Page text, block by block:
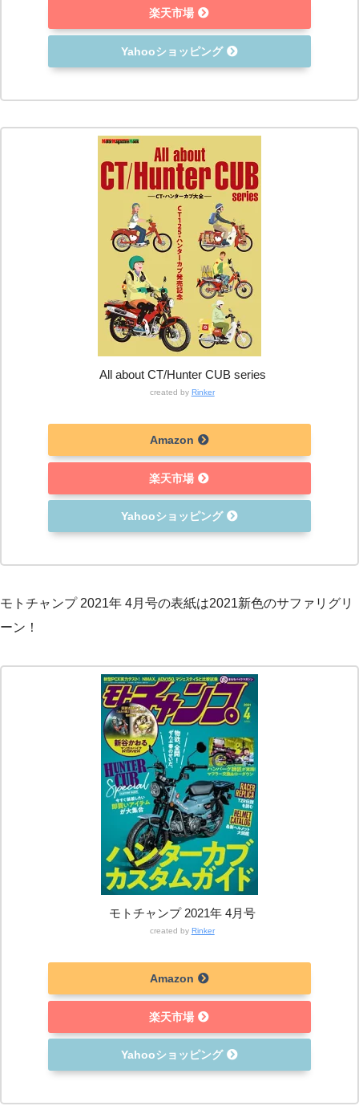
楽天市場
Yahooショッピング
All about CT/Hunter CUB series
created by Rinker
Amazon
楽天市場
Yahooショッピング
モトチャンプ 2021年 4月号の表紙は2021新色のサファリグリ
ーン！
モトチャンプ 2021年 4月号
created by Rinker
Amazon
楽天市場
Yahooショッピング